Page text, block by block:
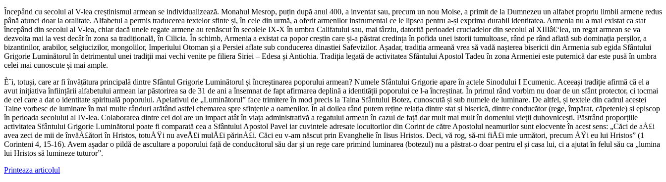
Începând cu secolul al V-lea creștinismul armean se individualizează. Monahul Mesrop, puțin după anul 400, a inventat sau, precum un nou Moise, a primit de la Dumnezeu un alfabet propriu limbii armene redus
până atunci doar la oralitate. Alfabetul a permis traducerea textelor sfinte și, în cele din urmă, a oferit armenilor instrumental ce le lipsea pentru a-și exprima durabil identitatea. Armenia nu a mai existat ca stat
începând din secolul al V-lea, chiar dacă unele regate armene au renăscut în secolele IX-X în umbra Califatului sau, mai târziu, datorită perioadei cruciadelor din secolul al XIIIâ€‘lea, un regat armean se va
dezvolta mai la vest decât în zona sa tradițională, în Cilicia. În schimb, Armenia a existat ca popor creștin care și-a păstrat credința în pofida unei istorii tumultoase, rând pe rând aflată sub dominația perșilor, a
bizantinilor, arabilor, selgiucizilor, mongolilor, Imperiului Otoman și a Persiei aflate sub conducerea dinastiei Safevizilor. Așadar, tradiția armeană vrea să vadă nașterea bisericii din Armenia sub egida Sfântului
Grigorie Luminătorul în detrimentul unei tradiții mai vechi venite pe filiera Siriei – Edesa și Antiohia. Tradiția legată de activitatea Sfântului Apostol Tadeu în zona Armeniei este puternică dar este pusă în umbra
celei mai cunoscute și mai ample.
È˜i, totuși, care ar fi învățătura principală dintre Sfântul Grigorie Luminătorul și încreștinarea poporului armean? Numele Sfântului Grigorie apare în actele Sinodului I Ecumenic. Aceeași tradiție afirmă că el a
avut inițiativa înființării alfabetului armean iar păstorirea sa de 31 de ani a însemnat de fapt afirmarea deplină a identității poporului ce l-a încreștinat. În primul rând vorbim nu doar de un sfânt protector, ci tocmai
de cel care a dat o identitate spirituală poporului. Apelativul de „Luminătorul” face trimitere în mod precis la Taina Sfântului Botez, cunoscută și sub numele de luminare. De altfel, și textele din cadrul acestei
Taine vorbesc de luminare în mai multe rânduri arătând astfel chemarea spre sfințenie a oamenilor. În al doilea rând putem reține relația dintre stat și biserică, dintre conducător (rege, împărat, căpetenie) și episcop
în perioada secolului al IV-lea. Colaborarea dintre cei doi are un impact atât în viața administrativă a regatului armean în cazul de față dar mult mai mult în domeniul vieții duhovnicești. Păstrând proporțiile
activitatea Sfântului Grigorie Luminătorul poate fi comparată cea a Sfântului Apostol Pavel iar cuvintele adresate locuitorilor din Corint de către Apostolul neamurilor sunt elocvente în acest sens: „Căci de aÅ£i
avea zeci de mii de învăÅ£ători în Hristos, totuÅŸi nu aveÅ£i mulÅ£i părinÅ£i. Căci eu v-am născut prin Evanghelie în Iisus Hristos. Deci, vă rog, să-mi fiÅ£i mie următori, precum ÅŸi eu lui Hristos” (1
Corinteni 4, 15-16). Avem așadar o pildă de ascultare a poporului față de conducătorul său dar și un rege care primind luminarea (botezul) nu a păstrat-o doar pentru el și casa lui, ci a ajutat în felul său ca „lumina
lui Hristos să lumineze tuturor”.
Printeaza articolul